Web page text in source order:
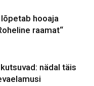
hooaja
raamat“
nädal täis